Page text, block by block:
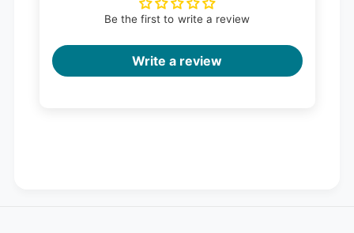
Be the first to write a review
Write a review